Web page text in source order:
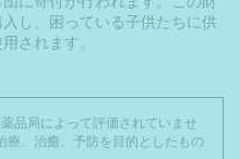
し、困っている子供たちに供
されます。
品局によって評価されていませ
療、治癒、予防を目的としたもの